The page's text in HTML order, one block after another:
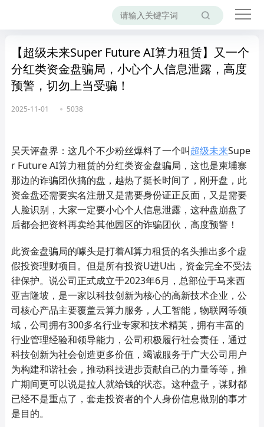
【超级未来Super Future AI算力租赁】又一个
分红类资金盘骗局，小心个人信息泄露，高度
预警，切勿上当受骗！
2025-11-01 5038
昊天评盘界：这几个不少粉丝爆料了一个叫超级未来Supe
r Future AI算力租赁的分红类资金盘骗局，这也是柬埔寨
那边的诈骗团伙搞的盘，越热了挺长时间了，刚开盘，此
资金盘还需要实名注册又是需要身份证正反面，又是需要
人脸识别，大家一定要小心个人信息泄露，这种盘崩盘了
后都会把资料再卖给其他园区的诈骗团伙，高度预警！
此资金盘骗局的噱头是打着AI算力租赁的名头推出多个虚
假投资理财项目。但是所有投资U进U出，资金完全不受法
律保护。说公司正式成立于2023年6月，总部位于马来西
亚吉隆坡，是一家以科技创新为核心的高新技术企业，公
司核心产品主要覆盖云算力服务，人工智能，物联网等领
域，公司拥有300多名行业专家和技术精英，拥有丰富的
行业管理经验和领导能力，公司积极履行社会责任，通过
科技创新为社会创造更多价值，竭诚服务于广大公司用户
为构建和谐社会，推动科技进步贡献自己的力量等等，推
广期间更可以说是拉人就给钱的状态。这种盘子，谋财都
已经不是重点了，套走投资者的个人身份信息做别的事才
是目的。